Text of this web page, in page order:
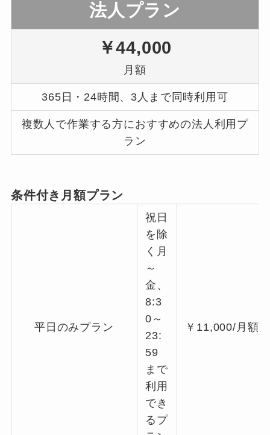
法人プラン
￥44,000
月額
365日・24時間、3人まで同時利用可
複数人で作業する方におすすめの法人利用プ
ラン
条件付き月額プラン
平日のみプラン
祝日
を除
く月
～
金、
8:3
0～
23:
59
まで
利用
でき
るプ
￥11,000/月額